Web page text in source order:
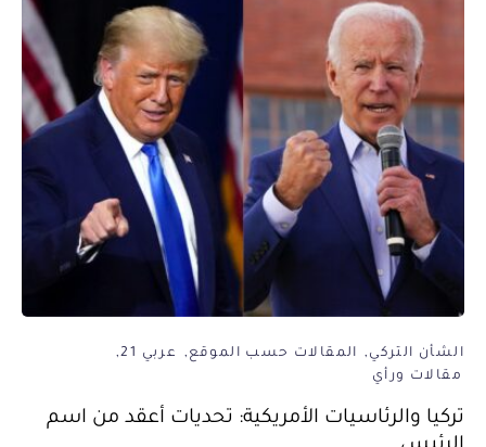
الشأن التركي المقالات حسب الموقع
عربي 21
مقالات ورأي
تركيا والرئاسيات الأمريكية: تحديات أعقد من اسم